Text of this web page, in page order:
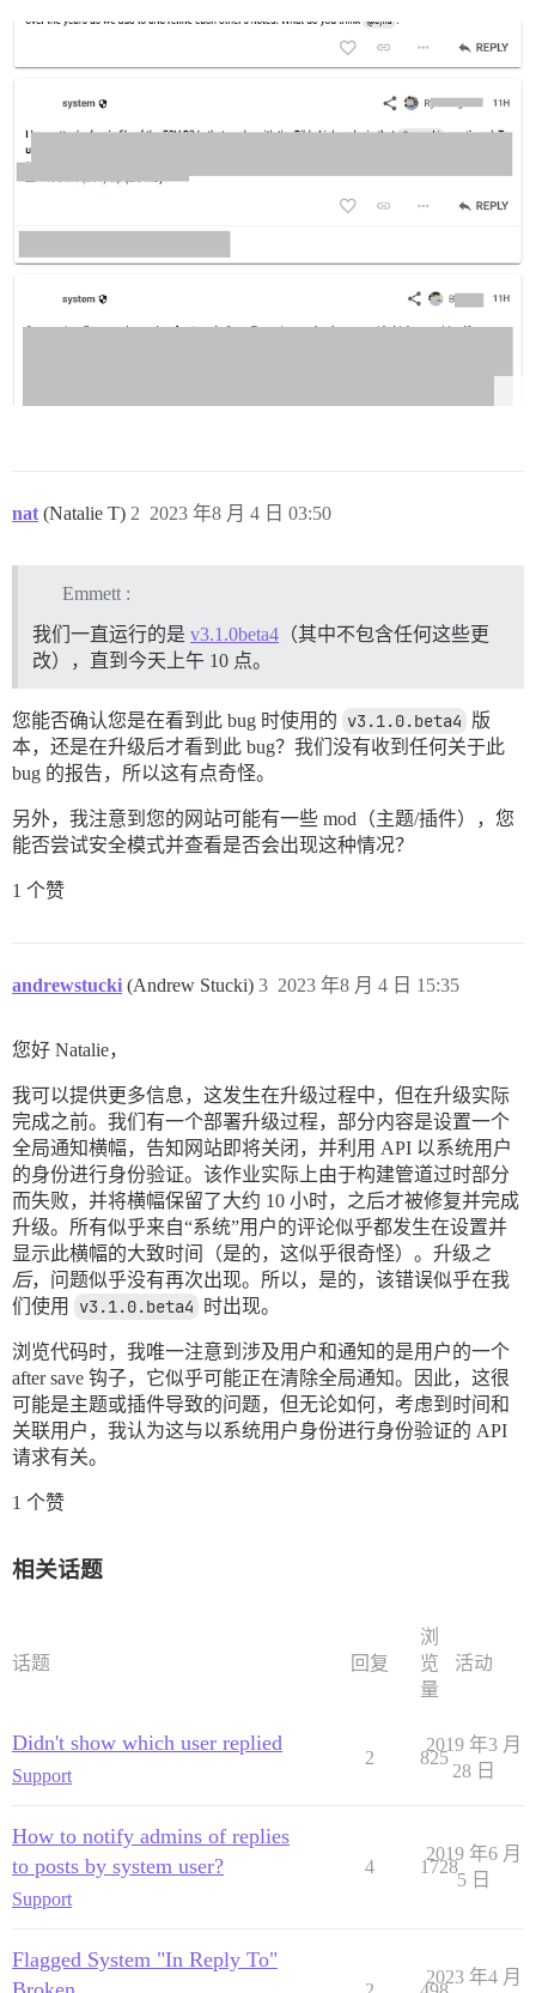
nat (Natalie T) 2023 年8 月 4 日 03:50
2
Emmett :
我们一直运行的是 v3.1.0beta4 （其中不包含任何这些更
改），直到今天上午 10 点。
您能否确认您是在看到此 bug 时使用的 v3.1.0.beta4 版
本，还是在升级后才看到此 bug？我们没有收到任何关于此
bug 的报告，所以这有点奇怪。
另外，我注意到您的网站可能有一些 mod（主题/插件），您
能否尝试安全模式并查看是否会出现这种情况？
1 个赞
andrewstucki (Andrew Stucki) 2023 年8 月 4 日 15:35
3
您好 Natalie，
我可以提供更多信息，这发生在升级过程中，但在升级实际
完成之前。我们有一个部署升级过程，部分内容是设置一个
全局通知横幅，告知网站即将关闭，并利用 API 以系统用户
的身份进行身份验证。该作业实际上由于构建管道过时部分
而失败，并将横幅保留了大约 10 小时，之后才被修复并完成
升级。所有似乎来自“系统”用户的评论似乎都发生在设置并
显示此横幅的大致时间（是的，这似乎很奇怪）。升级之
后，问题似乎没有再次出现。所以，是的，该错误似乎在我
们使用
v3.1.0.beta4 时出现。
浏览代码时，我唯一注意到涉及用户和通知的是用户的一个
after save 钩子，它似乎可能正在清除全局通知。因此，这很
可能是主题或插件导致的问题，但无论如何，考虑到时间和
关联用户，我认为这与以系统用户身份进行身份验证的 API
请求有关。
1 个赞
相关话题
话题 回复
浏
览
量
活动
Didn't show which user replied
Support
2 825
2019 年3 月
28 日
How to notify admins of replies
to posts by system user?
Support
4 1728
2019 年6 月
5 日
Flagged System "In Reply To"
2023 年4 月